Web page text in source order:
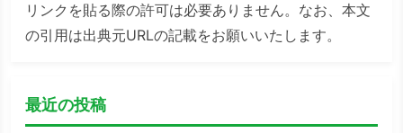
リンクを貼る際の許可は必要ありません。なお、本文
の引用は出典元URLの記載をお願いいたします。
最近の投稿